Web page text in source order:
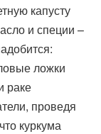
капусту
и специи –
ложки
раке
проведя
куркума